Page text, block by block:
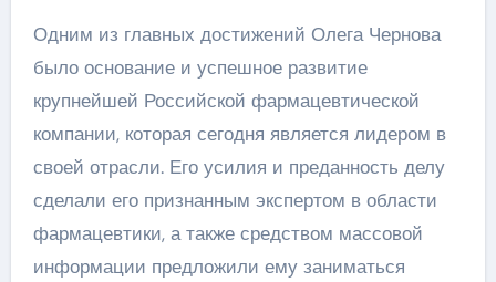
Одним из главных достижений Олега Чернова
было основание и успешное развитие
крупнейшей Российской фармацевтической
компании, которая сегодня является лидером в
своей отрасли. Его усилия и преданность делу
сделали его признанным экспертом в области
фармацевтики, а также средством массовой
информации предложили ему заниматься